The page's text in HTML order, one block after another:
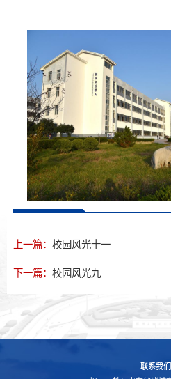
上一篇： 校园风光十一
下一篇： 校园风光九
联系我们